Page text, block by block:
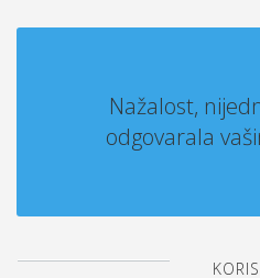
Nažalost,
odgovarala